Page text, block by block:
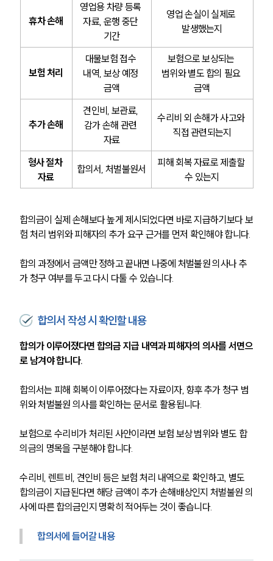
휴차 손해
영업용 차량 등록
자료, 운행 중단
기간
영업 손실이 실제로
발생했는지
보험 처리
대물보험 접수
내역, 보상 예정
금액
보험으로 보상되는
범위와 별도 합의 필요
금액
추가 손해
견인비, 보관료,
감가 손해 관련
자료
수리비 외 손해가 사고와
직접 관련되는지
형사 절차
자료
합의서, 처벌불원서
피해 회복 자료로 제출할
수 있는지
합의금이 실제 손해보다 높게 제시되었다면 바로 지급하기보다 보
험 처리 범위와 피해자의 추가 요구 근거를 먼저 확인해야 합니다.
합의 과정에서 금액만 정하고 끝내면 나중에 처벌불원 의사나 추
가 청구 여부를 두고 다시 다툴 수 있습니다.
합의서 작성 시 확인할 내용
합의가 이루어졌다면 합의금 지급 내역과 피해자의 의사를 서면으
로 남겨야 합니다.
합의서는 피해 회복이 이루어졌다는 자료이자, 향후 추가 청구 범
위와 처벌불원 의사를 확인하는 문서로 활용됩니다.
보험으로 수리비가 처리된 사안이라면 보험 보상 범위와 별도 합
의금의 명목을 구분해야 합니다.
수리비, 렌트비, 견인비 등은 보험 처리 내역으로 확인하고, 별도
합의금이 지급된다면 해당 금액이 추가 손해배상인지 처벌불원 의
사에 따른 합의금인지 명확히 적어두는 것이 좋습니다.
합의서에 들어갈 내용